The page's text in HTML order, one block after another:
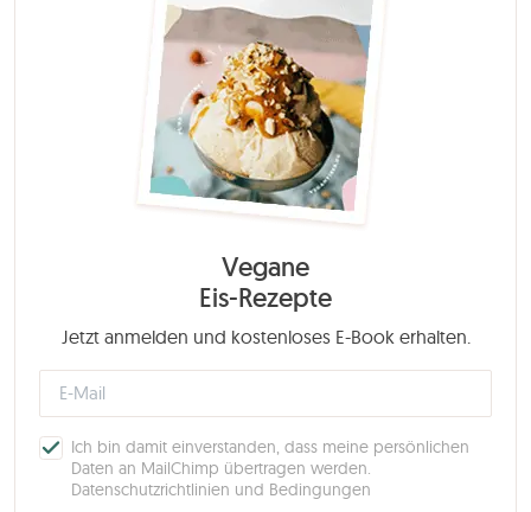
Vegane
Eis-Rezepte
Jetzt anmelden und kostenloses E-Book erhalten.
Ich bin damit einverstanden, dass meine persönlichen
Daten an MailChimp übertragen werden.
Datenschutzrichtlinien und Bedingungen